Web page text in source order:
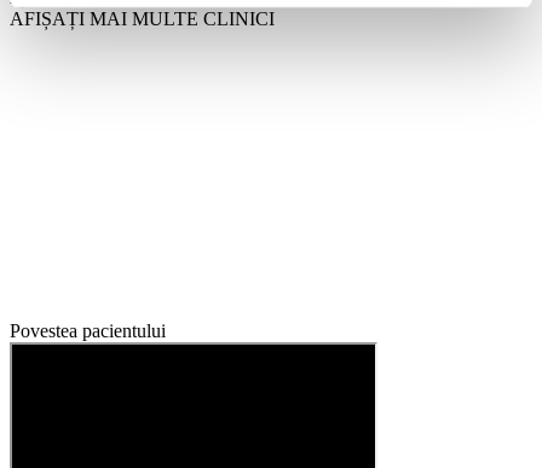
AFIȘAȚI MAI MULTE CLINICI
Povestea pacientului